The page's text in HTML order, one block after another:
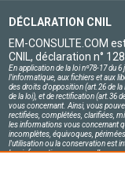
DÉCLARATION CNIL
EM-CONSULTE.COM
CNIL, déclaration n°
En application de la loi nº78-17 du 6
l'informatique, aux fichiers et aux
des droits d'opposition (art.26 de la
de la loi), et de rectification (art.36
vous concernant. Ainsi, vous
rectifiées, complétées, clarifiées,
les informations vous concernant
incomplètes, équivoques,
l'utilisation ou la conservation est
Les informations personnelles